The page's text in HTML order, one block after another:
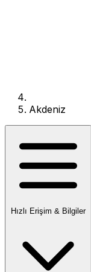
Akdeniz
Hızlı Erişim & Bilgiler